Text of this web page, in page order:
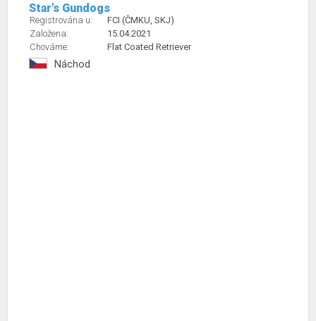
Star's Gundogs
Registrována u:
FCI (ČMKU, SKJ)
Založena:
15.04.2021
Chováme:
Flat Coated Retriever
Náchod